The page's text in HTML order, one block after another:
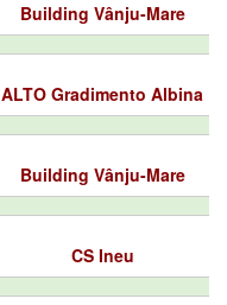
Building Vânju-Mare
ALTO Gradimento Albina
Building Vânju-Mare
CS Ineu